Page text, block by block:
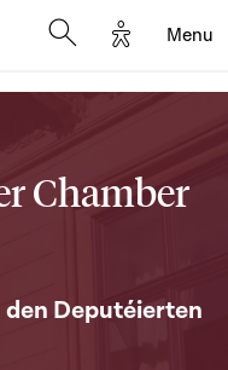
Options
Menu
Chamber
Deputéierten